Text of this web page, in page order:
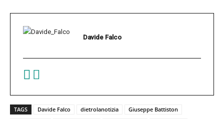
Davide Falco
TAGS Davide Falco dietrolanotizia
Giuseppe Battiston